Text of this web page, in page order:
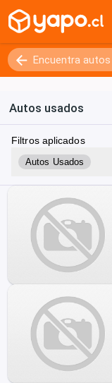
Autos usados
Filtros aplicados
Autos Usados